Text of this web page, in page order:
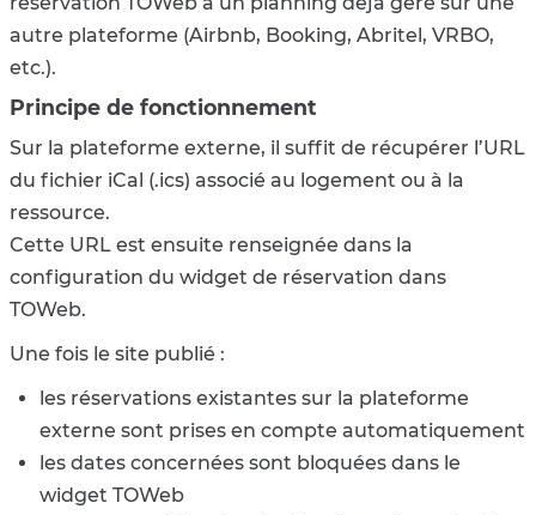
autre plateforme (Airbnb, Booking, Abritel, VRBO,
etc.).
Principe de fonctionnement
Sur la plateforme externe, il suffit de récupérer l’URL
du fichier iCal (.ics) associé au logement ou à la
ressource.
Cette URL est ensuite renseignée dans la
configuration du widget de réservation dans
TOWeb.
Une fois le site publié :
les réservations existantes sur la plateforme
externe sont prises en compte automatiquement
les dates concernées sont bloquées dans le
widget TOWeb